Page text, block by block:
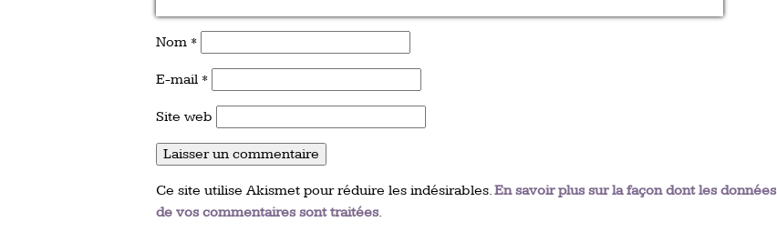
Nom *
E-mail *
Site web
Ce site utilise Akismet pour réduire les indésirables.En savoir plus sur la façon dont les données
de vos commentaires sont traitées.